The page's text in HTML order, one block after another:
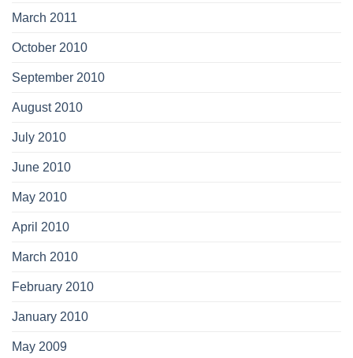
March 2011
October 2010
September 2010
August 2010
July 2010
June 2010
May 2010
April 2010
March 2010
February 2010
January 2010
May 2009